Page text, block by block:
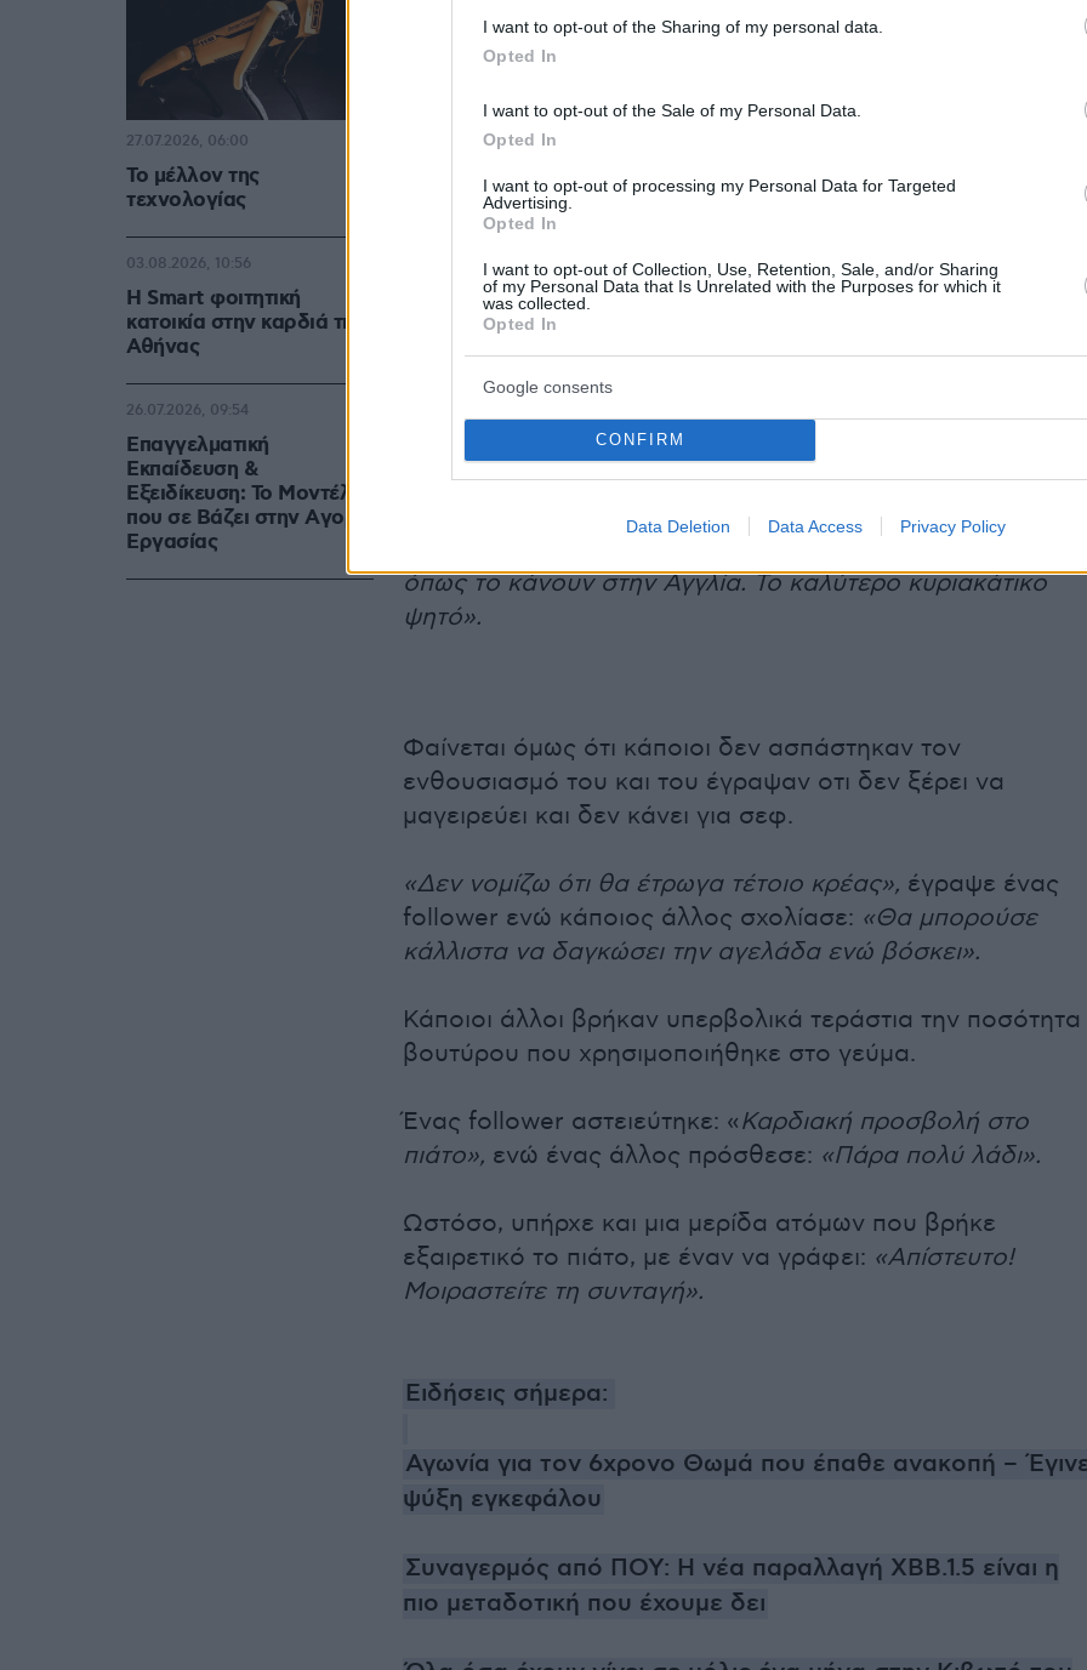
I want to opt-out of the Sharing of my personal data.
Opted In
I want to opt-out of the Sale of my Personal Data.
Opted In
I want to opt-out of processing my Personal Data for Targeted
Advertising.
Opted In
I want to opt-out of Collection, Use, Retention, Sale, and/or Sharing
of my Personal Data that Is Unrelated with the Purposes for which it
was collected.
Opted In
Google consents
CONFIRM
Data Deletion Data Access Privacy Policy
A post shared by @brooklynpeltzbeckham
όπως το κάνουν στην Αγγλία. Το καλύτερο κυριακάτικο
ψητό».
Φαίνεται όμως ότι κάποιοι δεν ασπάστηκαν τον
ενθουσιασμό του και του έγραψαν οτι δεν ξέρει να
μαγειρεύει και δεν κάνει για σεφ.
«Δεν νομίζω ότι θα έτρωγα τέτοιο κρέας», έγραψε ένας
follower ενώ κάποιος άλλος σχολίασε: «Θα μπορούσε
κάλλιστα να δαγκώσει την αγελάδα ενώ βόσκει».
Κάποιοι άλλοι βρήκαν υπερβολικά τεράστια την ποσότητα
βουτύρου που χρησιμοποιήθηκε στο γεύμα.
Ένας follower αστειεύτηκε: «Καρδιακή προσβολή στο
πιάτo», ενώ ένας άλλος πρόσθεσε: «Πάρα πολύ λάδι».
Ωστόσο, υπήρχε και μια μερίδα ατόμων που βρήκε
εξαιρετικό το πιάτο, με έναν να γράφει: «Απίστευτο!
Μοιραστείτε τη συνταγή».
Ειδήσεις σήμερα:
Αγωνία για τον 6χρονο Θωμά που έπαθε ανακοπή –
ψύξη εγκεφάλου
Συναγερμός από ΠΟΥ: Η νέα παραλλαγή ΧΒΒ.1.5 είναι η
πιο μεταδοτική που έχουμε δει
Το μέλλον της
τεχνολογίας
27.07.2026, 06:00
Η Smart φοιτητική
κατοικία στην καρδιά της
Αθήνας
03.08.2026, 10:56
Επαγγελματική
Εκπαίδευση &
Εξειδίκευση: Το Mοντέλο
που σε Bάζει στην Aγορά
Eργασίας
26.07.2026, 09:54